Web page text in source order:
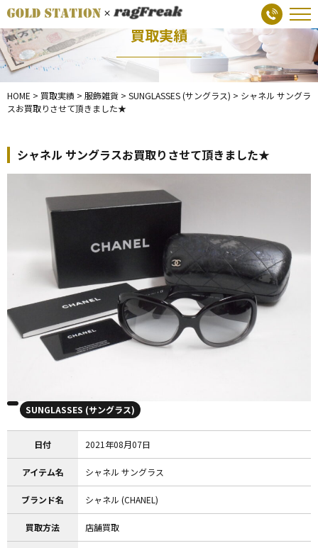
買取実績
HOME > 買取実績 > 服飾雑貨 > SUNGLASSES (サングラス) > シャネル サングラ
スお買取りさせて頂きました★
シャネル サングラスお買取りさせて頂きました★
SUNGLASSES (サングラス)
日付 2021年08月07日
アイテム名 シャネル サングラス
ブランド名 シャネル (CHANEL)
買取方法 店舗買取